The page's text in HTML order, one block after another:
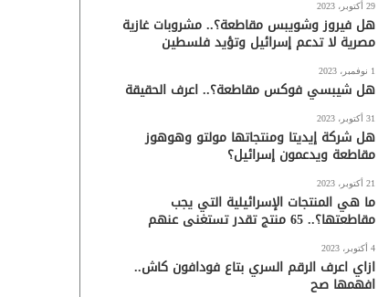
29 أكتوبر، 2023
هل فيروز وشويبس مقاطعة؟.. مشروبات غازية
مصرية لا تدعم إسرائيل وتؤيد فلسطين
1 نوفمبر، 2023
هل شيبسي فوكس مقاطعة؟.. اعرف الحقيقة
31 أكتوبر، 2023
هل شركة إيديتا ومنتجاتها مولتو وهوهوز
مقاطعة ويدعمون إسرائيل؟
21 أكتوبر، 2023
ما هي المنتجات الإسرائيلية التي يجب
مقاطعتها؟.. 65 منتج تقدر تستغنى عنهم
4 أكتوبر، 2023
ازاي اعرف الرقم السري بتاع فودافون كاش..
افهمها صح